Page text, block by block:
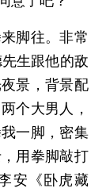
脚往。非常
生跟他的敌
景，背景配
个大男人，
一脚，密集
用拳脚敲打
安《卧虎藏